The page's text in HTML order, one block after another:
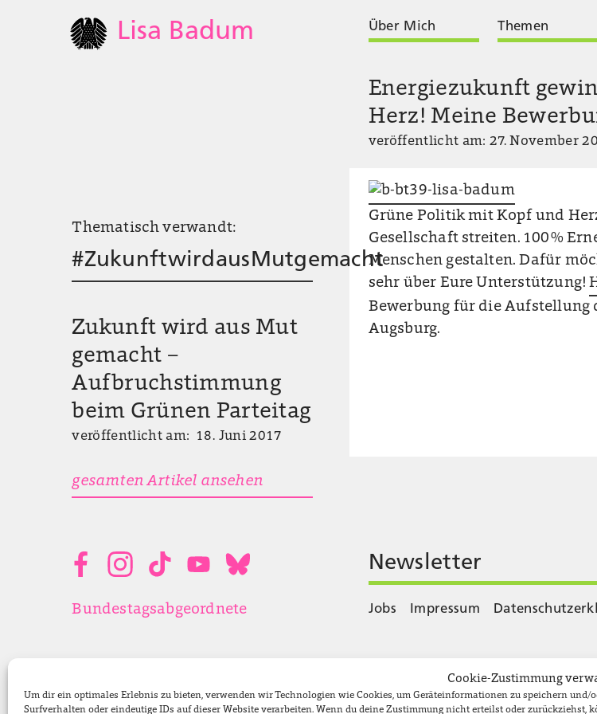
Cookie-Zustimmung
Um dir ein optimales Erlebnis zu bieten, verwenden wir Technologien wie Cookies, um Geräteinformationen zu speichern
Surfverhalten oder eindeutige IDs auf dieser Website verarbeiten. Wenn du deine Zustimmung nicht erteilst oder
Lisa Badum Über Mich Themen
Energiezukunft
Herz! Meine
veröffentlicht am: 27. November
Thematisch verwandt:
#ZukunftwirdausMutgemacht
Zukunft wird aus Mut
gemacht –
Aufbruchstimmung
beim Grünen Parteitag
veröffentlicht am: 18. Juni 2017
gesamten Artikel ansehen
Grüne Politik mit Kopf und
Gesellschaft streiten. 100%
Menschen gestalten. Dafür
sehr über Eure Unterstützung!
Bewerbung für die Aufstellung
Augsburg.
Bundestagsabgeordnete
Newsletter
Jobs Impressum